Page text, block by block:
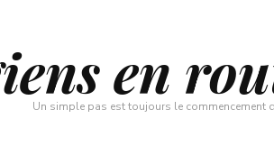
en
Un simple pas est toujours le commencement